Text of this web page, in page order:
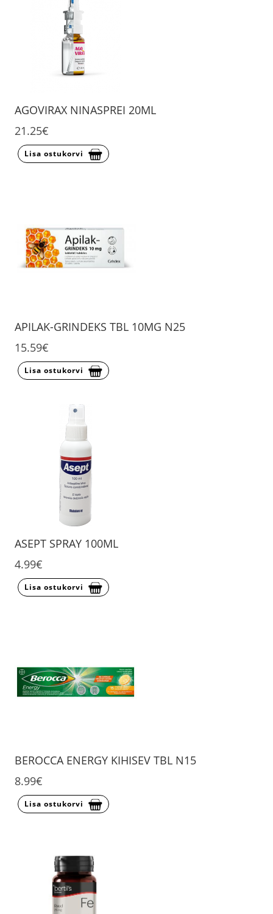
AGOVIRAX NINASPREI 20ML
21.25€
Lisa ostukorvi
APILAK-GRINDEKS TBL 10MG N25
15.59€
Lisa ostukorvi
ASEPT SPRAY 100ML
4.99€
Lisa ostukorvi
BEROCCA ENERGY KIHISEV TBL N15
8.99€
Lisa ostukorvi